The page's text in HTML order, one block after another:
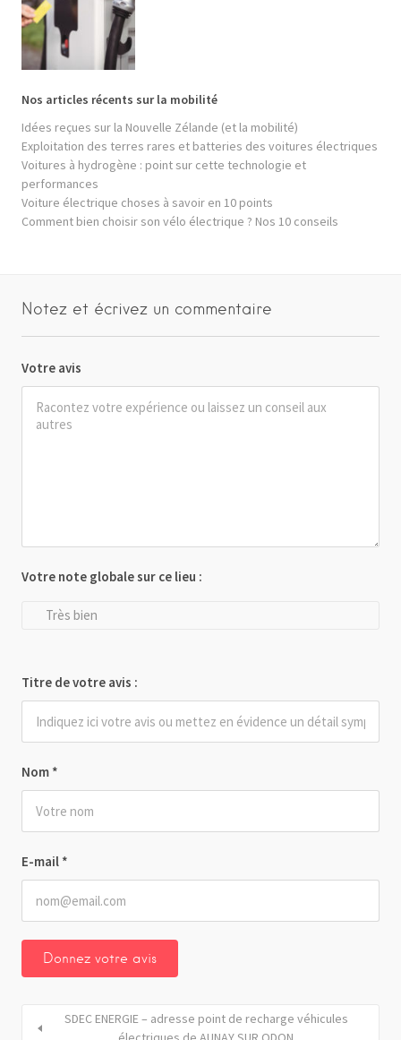
Nos articles récents sur la mobilité
Idées reçues sur la Nouvelle Zélande (et la mobilité)
Exploitation des terres rares et batteries des voitures électriques
Voitures à hydrogène : point sur cette technologie et
performances
Voiture électrique choses à savoir en 10 points
Comment bien choisir son vélo électrique ? Nos 10 conseils
Notez et écrivez un commentaire
Votre avis
Nom *
E-mail *
Votre note globale sur ce lieu :
Très bien
Titre de votre avis :
SDEC ENERGIE – adresse point de recharge véhicules